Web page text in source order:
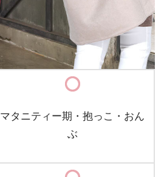
マタニティー期・抱っこ・おん
ぶ